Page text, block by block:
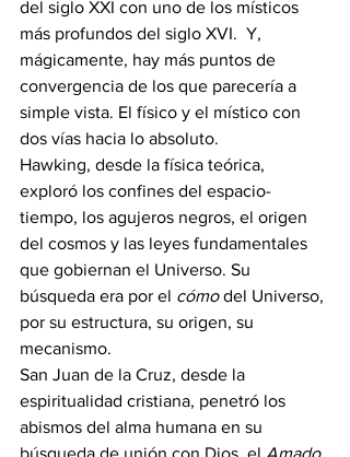
del siglo XXI con uno de los místicos
más profundos del siglo XVI.  Y,
mágicamente, hay más puntos de
convergencia de los que parecería a
simple vista. El físico y el místico con
dos vías hacia lo absoluto.
Hawking, desde la física teórica,
exploró los confines del espacio-
tiempo, los agujeros negros, el origen
del cosmos y las leyes fundamentales
que gobiernan el Universo. Su
búsqueda era por el cómo del Universo,
por su estructura, su origen, su
mecanismo.
San Juan de la Cruz, desde la
espiritualidad cristiana, penetró los
abismos del alma humana en su
búsqueda de unión con Dios, el Amado,